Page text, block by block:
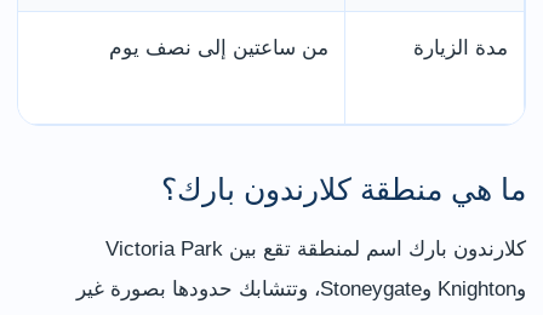
مدة الزيارة من ساعتين إلى نصف يوم
ما هي منطقة كلارندون بارك؟
كلارندون بارك اسم لمنطقة تقع بين Victoria Park
وKnighton وStoneygate، وتتشابك حدودها بصورة غير